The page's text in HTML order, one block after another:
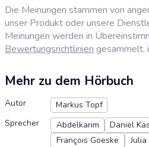
Die Meinungen stammen von
unser Produkt oder unsere
Meinungen werden in
Bewertungsrichtlinien gesammelt,
Mehr zu dem Hörbuch
Autor
Markus Topf
Sprecher
Abdelkarim Daniel
François Goeske